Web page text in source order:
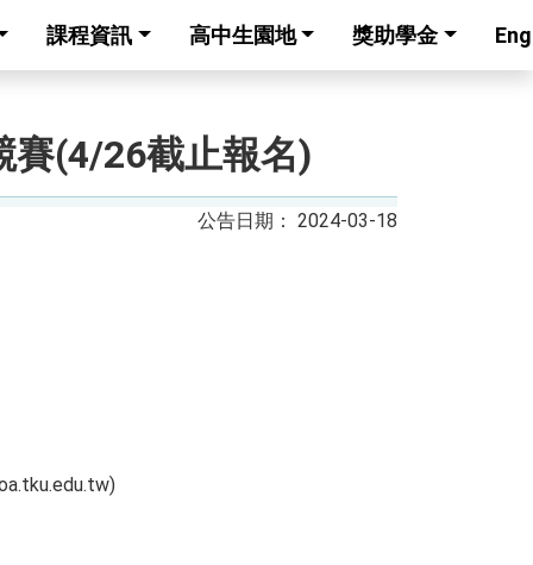
課程資訊 高中生園地 獎助學金
賽(4/26截止報名)
2024-03-18